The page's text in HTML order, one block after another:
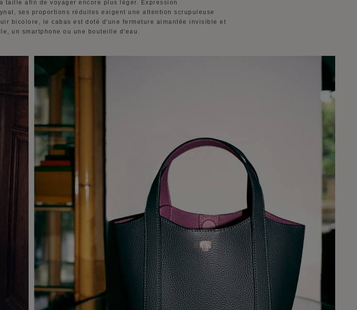
taille afin de voyager encore plus léger. Expression
ses proportions réduites exigent une attention scrupuleuse
bicolore, le cabas est doté d'une fermeture aimantée invisible et
un smartphone ou une bouteille d'eau.